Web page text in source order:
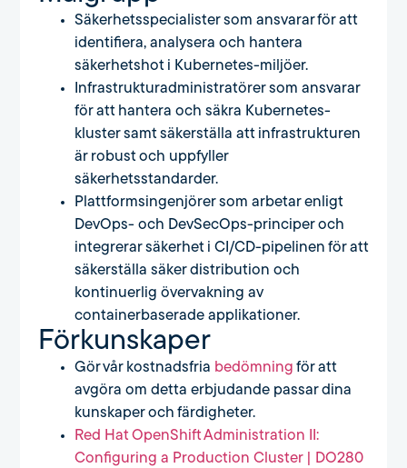
Säkerhetsspecialister som ansvarar för att
identifiera, analysera och hantera
säkerhetshot i Kubernetes-miljöer.
Infrastrukturadministratörer som ansvarar
för att hantera och säkra Kubernetes-
kluster samt säkerställa att infrastrukturen
är robust och uppfyller
säkerhetsstandarder.
Plattformsingenjörer som arbetar enligt
DevOps- och DevSecOps-principer och
integrerar säkerhet i CI/CD-pipelinen för att
säkerställa säker distribution och
kontinuerlig övervakning av
containerbaserade applikationer.
Förkunskaper
Gör vår kostnadsfria bedömning för att
avgöra om detta erbjudande passar dina
kunskaper och färdigheter.
Red Hat OpenShift Administration II:
Configuring a Production Cluster | DO280